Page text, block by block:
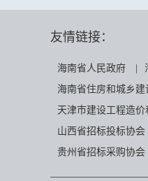
友情链接：
海南省人民政府
海南省住房和城乡建
天津市建设工程造
山西省招标投标协会
贵州省招标采购协会